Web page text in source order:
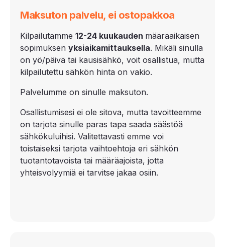
Maksuton palvelu, ei ostopakkoa
Kilpailutamme 12-24 kuukauden määräaikaisen
sopimuksen yksiaikamittauksella. Mikäli sinulla
on yö/päivä tai kausisähkö, voit osallistua, mutta
kilpailutettu sähkön hinta on vakio.
Palvelumme on sinulle maksuton.
Osallistumisesi ei ole sitova, mutta tavoitteemme
on tarjota sinulle paras tapa saada säästöä
sähkökuluihisi. Valitettavasti emme voi
toistaiseksi tarjota vaihtoehtoja eri sähkön
tuotantotavoista tai määräajoista, jotta
yhteisvolyymiä ei tarvitse jakaa osiin.